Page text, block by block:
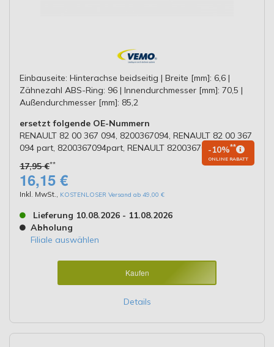
Einbauseite: Hinterachse beidseitig | Breite [mm]: 6,6 |
Zähnezahl ABS-Ring: 96 | Innendurchmesser [mm]: 70,5 |
Außendurchmesser [mm]: 85,2
ersetzt folgende OE-Nummern
RENAULT 82 00 367 094, 8200367094, RENAULT 82 00 367
094 part, 8200367094part, RENAULT 8200367094
17,95 €**
-10%**
ONLINE RABATT
16,15 €
Inkl. MwSt. KOSTENLOSER Versand ab 49,00 €
Lieferung 10.08.2026 - 11.08.2026
Abholung
Filiale auswählen
Kaufen
Details